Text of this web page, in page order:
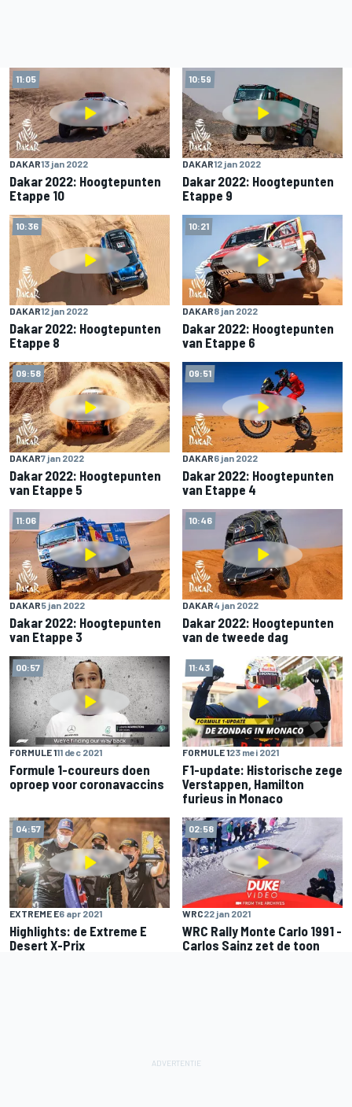
11:05
DAKAR13 jan 2022
Dakar 2022: Hoogtepunten
Etappe 10
10:59
DAKAR12 jan 2022
Dakar 2022: Hoogtepunten
Etappe 9
10:36
DAKAR12 jan 2022
Dakar 2022: Hoogtepunten
Etappe 8
10:21
DAKAR8 jan 2022
Dakar 2022: Hoogtepunten
van Etappe 6
09:58
DAKAR7 jan 2022
Dakar 2022: Hoogtepunten
van Etappe 5
09:51
DAKAR6 jan 2022
Dakar 2022: Hoogtepunten
van Etappe 4
11:06
DAKAR5 jan 2022
Dakar 2022: Hoogtepunten
van Etappe 3
10:46
DAKAR4 jan 2022
Dakar 2022: Hoogtepunten
van de tweede dag
00:57
FORMULE 111 dec 2021
Formule 1-coureurs doen
oproep voor coronavaccins
11:43
FORMULE 123 mei 2021
F1-update: Historische zege
Verstappen, Hamilton
furieus in Monaco
04:57
EXTREME E6 apr 2021
Highlights: de Extreme E
Desert X-Prix
02:58
WRC22 jan 2021
WRC Rally Monte Carlo 1991 -
Carlos Sainz zet de toon